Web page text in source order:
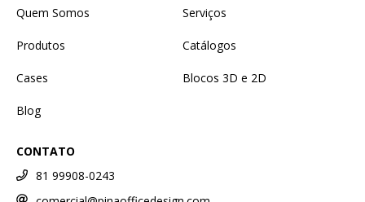
Quem Somos
Serviços
Produtos Catálogos
Cases Blocos 3D e 2D
Blog
CONTATO
81 99908-0243